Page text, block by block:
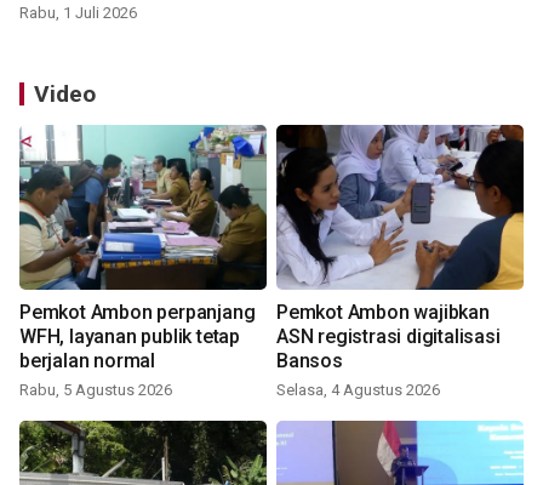
Rabu, 1 Juli 2026
Video
Pemkot Ambon perpanjang
WFH, layanan publik tetap
berjalan normal
Rabu, 5 Agustus 2026
Pemkot Ambon wajibkan
ASN registrasi digitalisasi
Bansos
Selasa, 4 Agustus 2026